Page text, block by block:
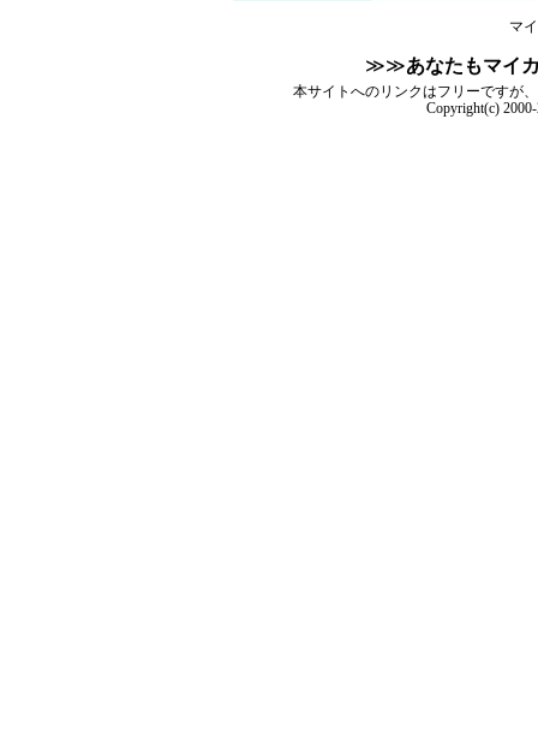
マ
≫≫あなたもマイ
本サイトへのリンクはフリーですが
Copyright(c)